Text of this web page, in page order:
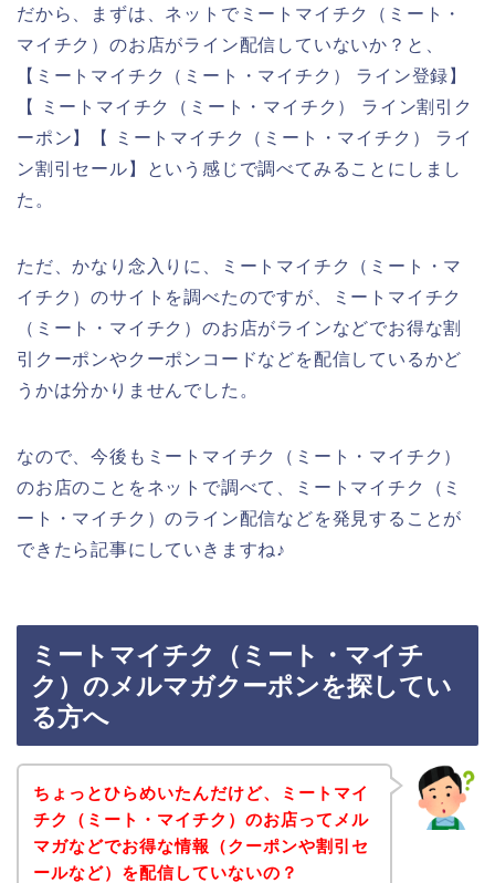
だから、まずは、ネットでミートマイチク（ミート・
マイチク）のお店がライン配信していないか？と、
【ミートマイチク（ミート・マイチク） ライン登録】
【 ミートマイチク（ミート・マイチク） ライン割引ク
ーポン】【 ミートマイチク（ミート・マイチク） ライ
ン割引セール】という感じで調べてみることにしまし
た。
ただ、かなり念入りに、ミートマイチク（ミート・マ
イチク）のサイトを調べたのですが、ミートマイチク
（ミート・マイチク）のお店がラインなどでお得な割
引クーポンやクーポンコードなどを配信しているかど
うかは分かりませんでした。
なので、今後もミートマイチク（ミート・マイチク）
のお店のことをネットで調べて、ミートマイチク（ミ
ート・マイチク）のライン配信などを発見することが
できたら記事にしていきますね♪
ミートマイチク（ミート・マイチ
ク）のメルマガクーポンを探してい
る方へ
ちょっとひらめいたんだけど、ミートマイ
チク（ミート・マイチク）のお店ってメル
マガなどでお得な情報（クーポンや割引セ
ールなど）を配信していないの？